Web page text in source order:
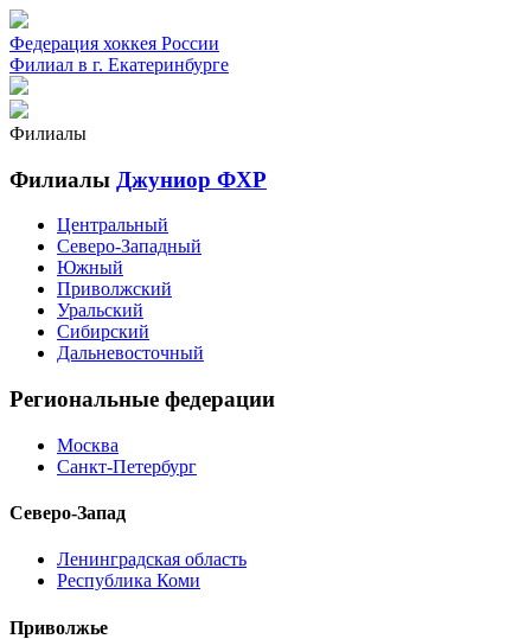
Федерация хоккея России
Филиал в г. Екатеринбурге
Филиалы
Филиалы Джуниор ФХР
Центральный
Северо-Западный
Южный
Приволжский
Уральский
Сибирский
Дальневосточный
Региональные федерации
Москва
Санкт-Петербург
Северо-Запад
Ленинградская область
Республика Коми
Приволжье